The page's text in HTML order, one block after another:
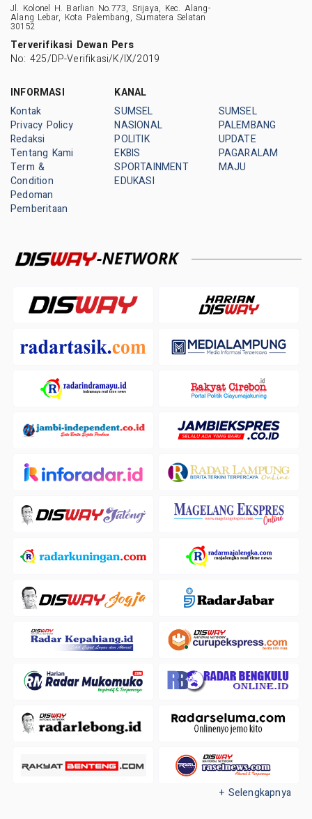
Jl. Kolonel H. Barlian No.773, Srijaya, Kec. Alang-
Alang Lebar, Kota Palembang, Sumatera Selatan
30152
Terverifikasi Dewan Pers
No: 425/DP-Verifikasi/K/IX/2019
INFORMASI
Kontak
Privacy Policy
Redaksi
Tentang Kami
Term &
Condition
Pedoman
Pemberitaan
KANAL
SUMSEL
NASIONAL
POLITIK
EKBIS
SPORTAINMENT
EDUKASI
SUMSEL
PALEMBANG
UPDATE
PAGARALAM
MAJU
+ Selengkapnya